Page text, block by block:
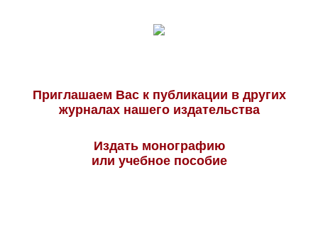
Приглашаем Вас к публикации в других
журналах нашего издательства
Издать монографию
или учебное пособие